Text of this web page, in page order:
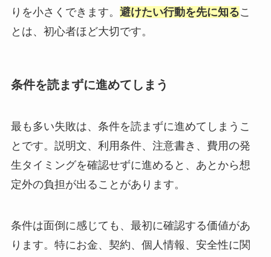
りを小さくできます。 避けたい行動を先に知るこ
とは、初心者ほど大切です。
条件を読まずに進めてしまう
最も多い失敗は、条件を読まずに進めてしまうこ
とです。説明文、利用条件、注意書き、費用の発
生タイミングを確認せずに進めると、あとから想
定外の負担が出ることがあります。
条件は面倒に感じても、最初に確認する価値があ
ります。特にお金、契約、個人情報、安全性に関